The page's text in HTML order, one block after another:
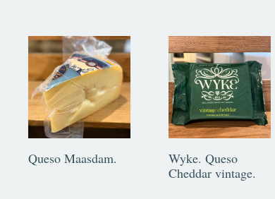
Queso Maasdam.
Wyke. Queso
Cheddar vintage.